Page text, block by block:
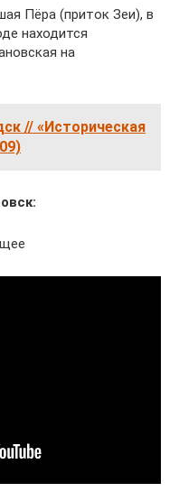
Пёра (приток Зеи), в
находится
на
// «Историческая